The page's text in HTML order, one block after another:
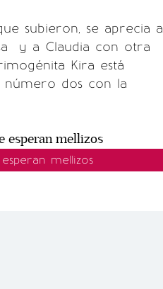
subieron, se aprecia a
y a Claudia con otra
Kira está
dos con la
mellizos